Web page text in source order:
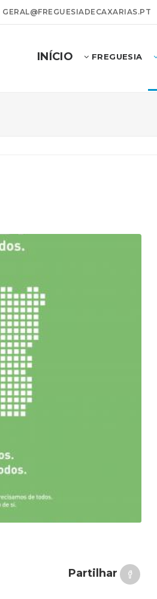
GERAL@FREGUESIADECAXARIAS.PT
INÍCIO FREGUESIA
Partilhar